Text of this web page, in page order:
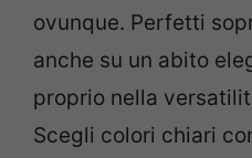
ovunque. Perfetti
anche su un abito
proprio nella
Scegli colori chiari